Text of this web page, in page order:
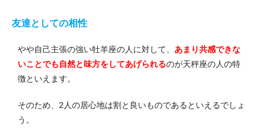
友達としての相性
やや自己主張の強い牡羊座の人に対して、 あまり共感できな
いことでも自然と味方をしてあげられるのが天秤座の人の特
徴といえます。
そのため、2人の居心地は割と良いものであるといえるでしょ
う。